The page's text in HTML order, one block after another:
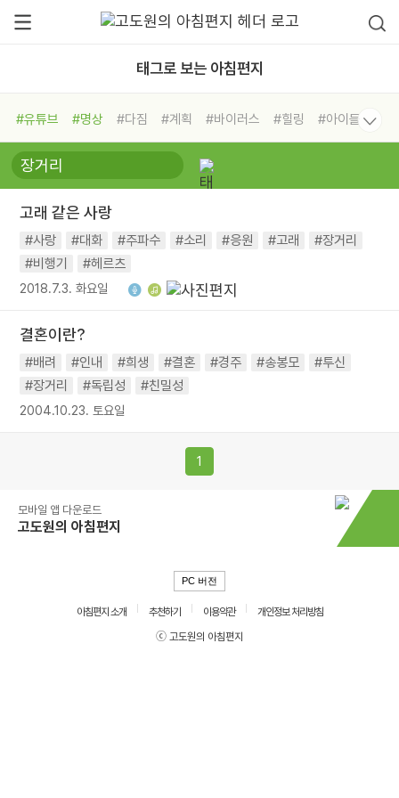
태그로 보는 아침편지
#유튜브 #명상 #다짐 #계획 #바이러스 #힐링
#아이들
#비전캠프
#독서캠프 #삶
#희망
#나눔 #친구 #링컨학교
#독서
#건강 #면역력
고래 같은 사랑
#사랑 #대화 #주파수 #소리 #응원 #고래
#장거리
#비행기
#헤르츠
2018.7.3. 화요일
결혼이란?
#배려 #인내 #희생 #결혼 #경주 #송봉모
#투신
#장거리
#독립성 #친밀성
2004.10.23. 토요일
1
모바일 앱 다운로드
고도원의 아침편지
PC 버전
아침편지 소개 추천하기 이용약관
개인정보 처리방침
ⓒ 고도원의 아침편지